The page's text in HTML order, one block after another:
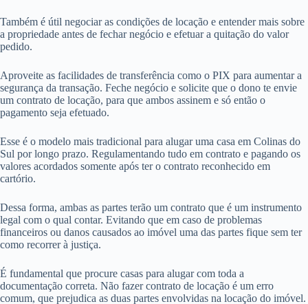
Também é útil negociar as condições de locação e entender mais sobre
a propriedade antes de fechar negócio e efetuar a quitação do valor
pedido.
Aproveite as facilidades de transferência como o PIX para aumentar a
segurança da transação. Feche negócio e solicite que o dono te envie
um contrato de locação, para que ambos assinem e só então o
pagamento seja efetuado.
Esse é o modelo mais tradicional para alugar uma casa em Colinas do
Sul por longo prazo. Regulamentando tudo em contrato e pagando os
valores acordados somente após ter o contrato reconhecido em
cartório.
Dessa forma, ambas as partes terão um contrato que é um instrumento
legal com o qual contar. Evitando que em caso de problemas
financeiros ou danos causados ao imóvel uma das partes fique sem ter
como recorrer à justiça.
É fundamental que procure casas para alugar com toda a
documentação correta. Não fazer contrato de locação é um erro
comum, que prejudica as duas partes envolvidas na locação do imóvel.